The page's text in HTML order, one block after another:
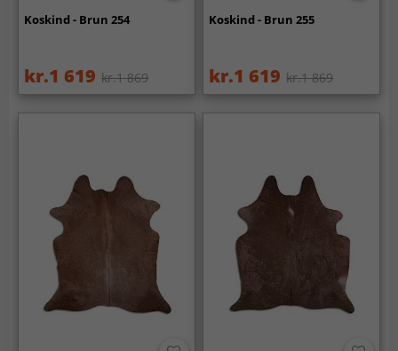
Koskind - Brun 254
kr.1 619 kr.1 869
Koskind - Brun 255
kr.1 619 kr.1 869